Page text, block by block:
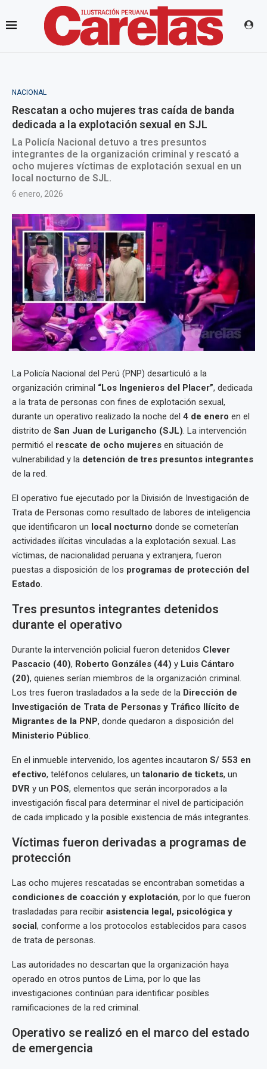
NACIONAL
Rescatan a ocho mujeres tras caída de banda
dedicada a la explotación sexual en SJL
La Policía Nacional detuvo a tres presuntos
integrantes de la organización criminal y rescató a
ocho mujeres víctimas de explotación sexual en un
local nocturno de SJL.
6 enero, 2026
La Policía Nacional del Perú (PNP) desarticuló a la
organización criminal “Los Ingenieros del Placer”, dedicada
a la trata de personas con fines de explotación sexual,
durante un operativo realizado la noche del 4 de enero en el
distrito de San Juan de Lurigancho (SJL). La intervención
permitió el rescate de ocho mujeres en situación de
vulnerabilidad y la detención de tres presuntos integrantes
de la red.
El operativo fue ejecutado por la División de Investigación de
Trata de Personas como resultado de labores de inteligencia
que identificaron un local nocturno donde se cometerían
actividades ilícitas vinculadas a la explotación sexual. Las
víctimas, de nacionalidad peruana y extranjera, fueron
puestas a disposición de los programas de protección del
Estado.
Tres presuntos integrantes detenidos
durante el operativo
Durante la intervención policial fueron detenidos Clever
Pascacio (40), Roberto Gonzáles (44) y Luis Cántaro
(20), quienes serían miembros de la organización criminal.
Los tres fueron trasladados a la sede de la Dirección de
Investigación de Trata de Personas y Tráfico Ilícito de
Migrantes de la PNP, donde quedaron a disposición del
Ministerio Público.
En el inmueble intervenido, los agentes incautaron S/ 553 en
efectivo, teléfonos celulares, untalonario de tickets, un
DVR y un POS, elementos que serán incorporados a la
investigación fiscal para determinar el nivel de participación
de cada implicado y la posible existencia de más integrantes.
Víctimas fueron derivadas a programas de
protección
Las ocho mujeres rescatadas se encontraban sometidas a
condiciones de coacción y explotación, por lo que fueron
trasladadas para recibir asistencia legal, psicológica y
social , conforme a los protocolos establecidos para casos
de trata de personas.
Las autoridades no descartan que la organización haya
operado en otros puntos de Lima, por lo que las
investigaciones continúan para identificar posibles
ramificaciones de la red criminal.
Operativo se realizó en el marco del estado
de emergencia